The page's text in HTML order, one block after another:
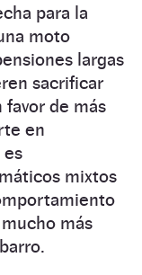
para la
moto
largas
sacrificar
de más
en
es
mixtos
más